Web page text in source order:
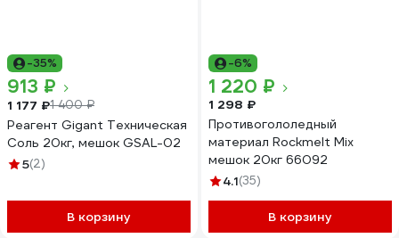
-35%
913 ₽
1 177 ₽1 400 ₽
Реагент Gigant Техническая
Соль 20кг, мешок GSAL-02
5(2)
В корзину
-6%
1 220 ₽
1 298 ₽
Противогололедный
материал Rockmelt Mix
мешок 20кг 66092
4.1(35)
В корзину